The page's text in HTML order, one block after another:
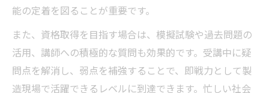
能の定着を図ることが重要です。
また、資格取得を目指す場合は、模擬試験や過去問題の
活用、講師への積極的な質問も効果的です。受講中に疑
問点を解消し、弱点を補強することで、即戦力として製
造現場で活躍できるレベルに到達できます。忙しい社会